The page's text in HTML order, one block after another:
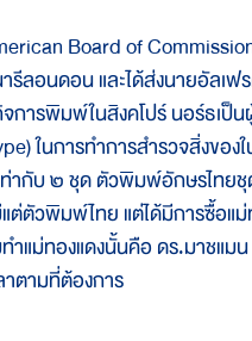
Board of
ลอนดอน และได้ส่งนายอัลเฟ
ารพิมพ์ในสิงคโปร์ นอร์ธเป็น
ในการทำการสำรวจสิ่งของ
กับ ๒ ชุด ตัวพิมพ์อักษรไทย
ตัวพิมพ์ไทย แต่ได้มีการซื้อแ
แม่ทองแดงนั้นคือ ดร.มาชแม
ตามที่ต้องการ